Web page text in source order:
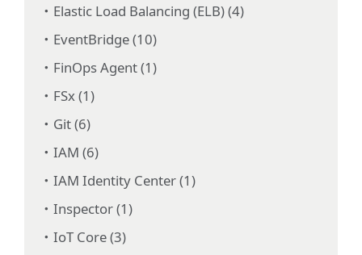
Elastic Load Balancing (ELB) (4)
EventBridge (10)
FinOps Agent (1)
FSx (1)
Git (6)
IAM (6)
IAM Identity Center (1)
Inspector (1)
IoT Core (3)